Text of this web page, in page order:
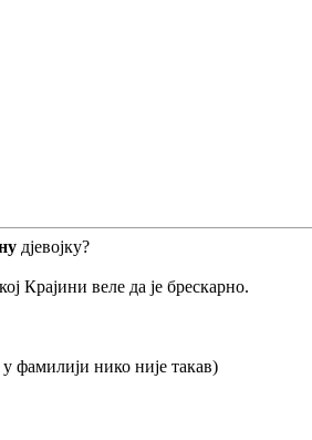
дјевојку?
Крајини веле да је брескарно.
фамилији нико није такав)